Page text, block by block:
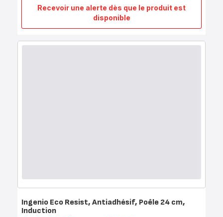
Recevoir une alerte dès que le produit est
disponible
Ingenio
Eco
Poêle
Ingenio Eco Resist, Antiadhésif, Poêle 24 cm,
Induction
Note